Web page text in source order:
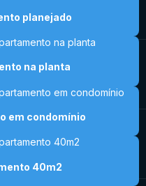
planejado
na planta
em condomínio
40m2